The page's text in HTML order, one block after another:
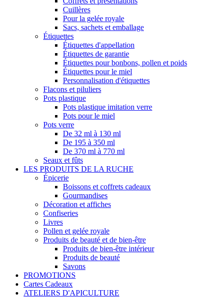
Cuillères
Pour la gelée royale
Sacs, sachets et emballage
Étiquettes
Étiquettes d'appellation
Étiquettes de garantie
Étiquettes pour bonbons, pollen et poids
Étiquettes pour le miel
Personnalisation d'étiquettes
Flacons et piluliers
Pots plastique
Pots plastique imitation verre
Pots pour le miel
Pots verre
De 32 ml à 130 ml
De 195 à 350 ml
De 370 ml à 770 ml
Seaux et fûts
LES PRODUITS DE LA RUCHE
Épicerie
Boissons et coffrets cadeaux
Gourmandises
Décoration et affiches
Confiseries
Livres
Pollen et gelée royale
Produits de beauté et de bien-être
Produits de bien-être intérieur
Produits de beauté
Savons
PROMOTIONS
Cartes Cadeaux
ATELIERS D'APICULTURE